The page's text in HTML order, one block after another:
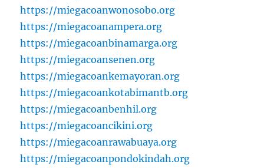
https://miegacoanwonosobo.org
https://miegacoanampera.org
https://miegacoanbinamarga.org
https://miegacoansenen.org
https://miegacoankemayoran.org
https://miegacoankotabimantb.org
https://miegacoanbenhil.org
https://miegacoancikini.org
https://miegacoanrawabuaya.org
https://miegacoanpondokindah.org